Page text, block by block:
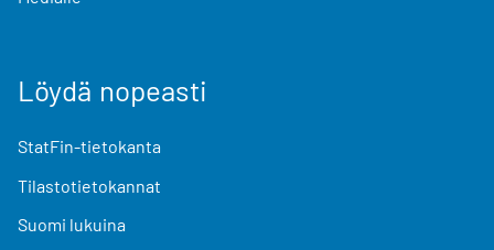
Löydä nopeasti
StatFin-tietokanta
Tilastotietokannat
Suomi lukuina